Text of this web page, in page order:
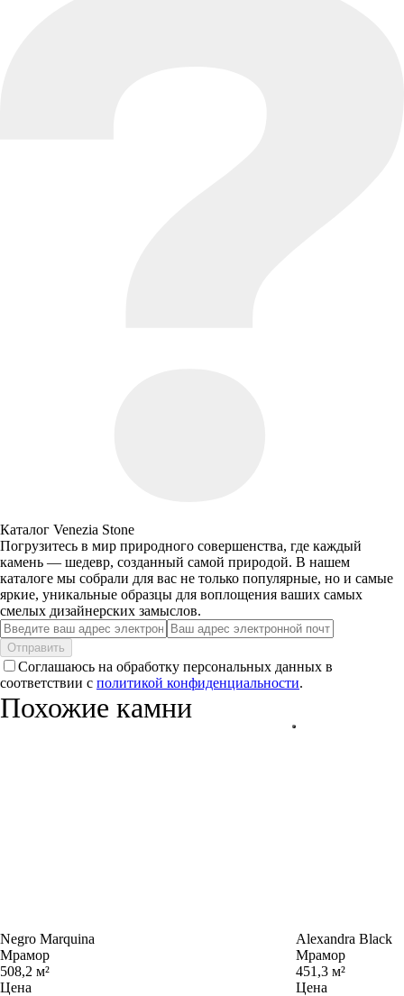
Каталог Venezia Stone
Погрузитесь в мир природного совершенства, где каждый
камень — шедевр, созданный самой природой. В нашем
каталоге мы собрали для вас не только популярные, но и самые
яркие, уникальные образцы для воплощения ваших самых
смелых дизайнерских замыслов.
Отправить
Соглашаюсь на обработку персональных данных в
соответствии с политикой конфиденциальности.
Похожие камни
Negro Marquina
Мрамор
508,2 м²
Цена
Alexandra Black
Мрамор
451,3 м²
Цена